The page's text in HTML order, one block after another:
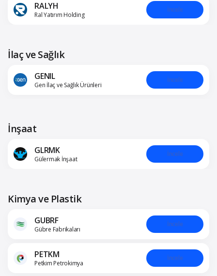
RALYH
Ral Yatırım Holding
İncele
İlaç ve Sağlık
GENIL
Gen İlaç ve Sağlık Ürünleri
İncele
İnşaat
GLRMK
Gülermak İnşaat
İncele
Kimya ve Plastik
GUBRF
Gübre Fabrikaları
İncele
PETKM
Petkim Petrokimya
İncele